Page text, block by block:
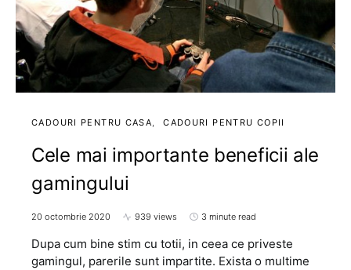
CADOURI PENTRU CASA CADOURI PENTRU COPII
Cele mai importante beneficii ale
gamingului
20 octombrie 2020 939 views 3 minute read
Dupa cum bine stim cu totii, in ceea ce priveste
gamingul, parerile sunt impartite. Exista o multime